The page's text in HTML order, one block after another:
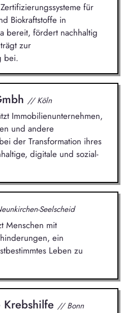
für
Biokraftstoffe in
bereit, fördert nachhaltig
zur
bei.
// Köln
Immobilienunternehmen,
und andere
der Transformation ihres
digitale und sozial-
Seelscheid
Menschen mit
ein
Leben zu
Krebshilfe // Bonn